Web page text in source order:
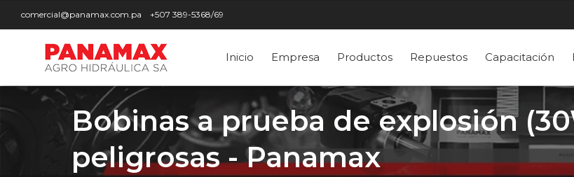
comercial@panamax.com.pa +507 389-5368/69
Inicio Empresa Productos Repuestos Capacitación
Bobinas a prueba de explosión
peligrosas - Panamax